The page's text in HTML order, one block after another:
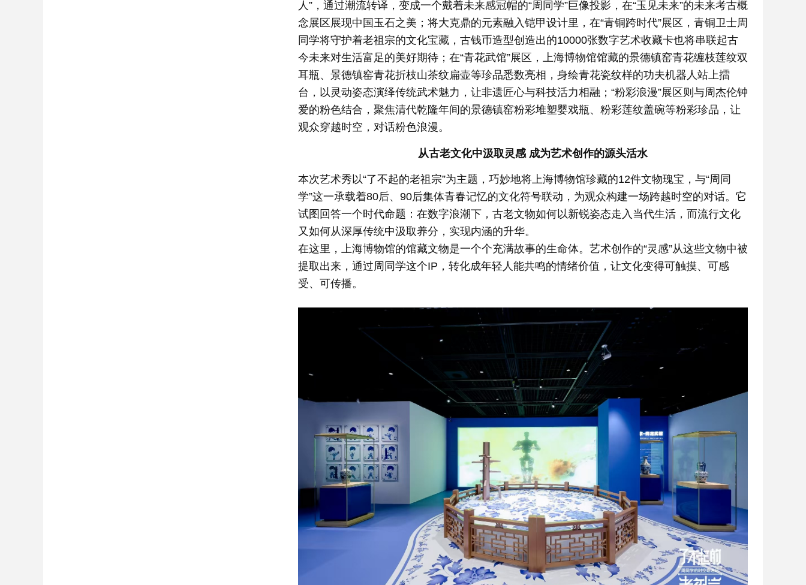
人”，通过潮流转译，变成一个戴着未来感冠帽的“周同学”巨像投影，在“玉见未来”的未来考古概
念展区展现中国玉石之美；将大克鼎的元素融入铠甲设计里，在“青铜跨时代”展区，青铜卫士周
同学将守护着老祖宗的文化宝藏，古钱币造型创造出的10000张数字艺术收藏卡也将串联起古
今未来对生活富足的美好期待；在“青花武馆”展区，上海博物馆馆藏的景德镇窑青花缠枝莲纹双
耳瓶、景德镇窑青花折枝山茶纹扁壶等珍品悉数亮相，身绘青花瓷纹样的功夫机器人站上擂
台，以灵动姿态演绎传统武术魅力，让非遗匠心与科技活力相融；“粉彩浪漫”展区则与周杰伦钟
爱的粉色结合，聚焦清代乾隆年间的景德镇窑粉彩堆塑婴戏瓶、粉彩莲纹盖碗等粉彩珍品，让
观众穿越时空，对话粉色浪漫。
从古老文化中汲取灵感 成为艺术创作的源头活水
本次艺术秀以“了不起的老祖宗”为主题，巧妙地将上海博物馆珍藏的12件文物瑰宝，与“周同
学”这一承载着80后、90后集体青春记忆的文化符号联动，为观众构建一场跨越时空的对话。它
试图回答一个时代命题：在数字浪潮下，古老文物如何以新锐姿态走入当代生活，而流行文化
又如何从深厚传统中汲取养分，实现内涵的升华。
在这里，上海博物馆的馆藏文物是一个个充满故事的生命体。艺术创作的“灵感”从这些文物中被
提取出来，通过周同学这个IP，转化成年轻人能共鸣的情绪价值，让文化变得可触摸、可感
受、可传播。